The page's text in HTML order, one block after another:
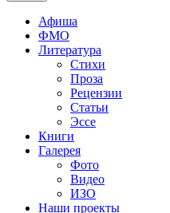
Афиша
ФМО
Литература
Стихи
Проза
Рецензии
Статьи
Эссе
Книги
Галерея
Фото
Видео
ИЗО
Наши проекты